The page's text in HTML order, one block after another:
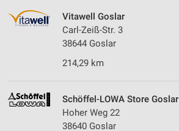
Vitawell Goslar
Carl-Zeiß-Str. 3
38644 Goslar
214,29 km
Schöffel-LOWA Store Goslar
Hoher Weg 22
38640 Goslar